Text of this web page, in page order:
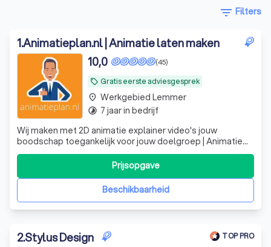
filter_list Filters
1.Animatieplan.nl | Animatie laten maken
local_offer Gratis eerste adviesgesprek
(45)
10,0
Wij maken met 2D animatie explainer video's jouw
boodschap toegankelijk voor jouw doelgroep | Animatie
laten maken? | Animatieplan.nl
Beschikbaarheid
Prijsopgave
place Werkgebied Lemmer
timelapse 7 jaar in bedrijf
2.Stylus Design TOP PRO